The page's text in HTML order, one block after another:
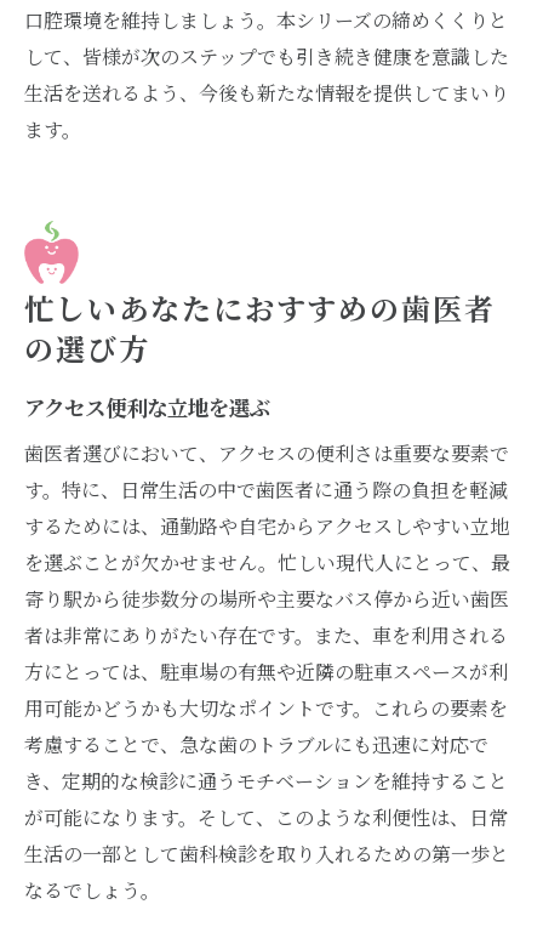
口腔環境を維持しましょう。本シリーズの締めくくりと
して、皆様が次のステップでも引き続き健康を意識した
生活を送れるよう、今後も新たな情報を提供してまいり
ます。
忙しいあなたにおすすめの歯医者
の選び方
アクセス便利な立地を選ぶ
歯医者選びにおいて、アクセスの便利さは重要な要素で
す。特に、日常生活の中で歯医者に通う際の負担を軽減
するためには、通勤路や自宅からアクセスしやすい立地
を選ぶことが欠かせません。忙しい現代人にとって、最
寄り駅から徒歩数分の場所や主要なバス停から近い歯医
者は非常にありがたい存在です。また、車を利用される
方にとっては、駐車場の有無や近隣の駐車スペースが利
用可能かどうかも大切なポイントです。これらの要素を
考慮することで、急な歯のトラブルにも迅速に対応で
き、定期的な検診に通うモチベーションを維持すること
が可能になります。そして、このような利便性は、日常
生活の一部として歯科検診を取り入れるための第一歩と
なるでしょう。